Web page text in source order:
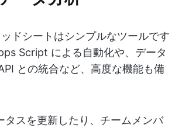
ドシートはシンプルなツールです
Script による自動化や、データ
との統合など、高度な機能も備
タスを更新したり、チームメンバ